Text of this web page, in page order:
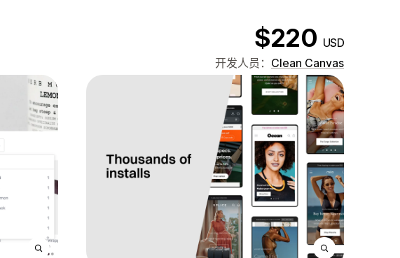
$220 USD
开发人员： Clean Canvas